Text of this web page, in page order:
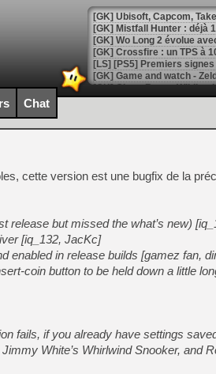
[GK] Mistfall Hunter : déjà
[GK] Wo Long 2 évolue
[GK] Crossfire : un TPS à
[LS] [PS5] Premiers
[Mo5] DOOM arrive en
[GK] Bethesda fête les 30
[GK] Roblox : l'action en
[GK] Agenda - GeForce
[GK] Devolver Digital en a
[LS] [PS5] ps5-y2jb-
[GK] Pourquoi Marvel
[GK] Test : Restory : Chill
[GK] GTA 6 : Rockstar
[GK] Hot Wheels Infinite
[GK] Mémoire cash -
[GK] Résultats Nintendo :
[GK] Déjà des
Chat
cette version est une bugfix de la
release but missed the what’s new)
[iq_132, JacKc]
enabled in release builds [gamez fan,
coin button to be held down a little
fails, if you already have settings
White’s Whirlwind Snooker, and